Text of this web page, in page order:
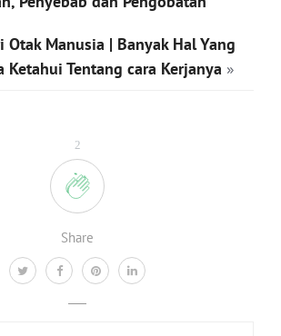
2
Share
Otak Manusia | Banyak Hal Yang
Ketahui Tentang cara Kerjanya »